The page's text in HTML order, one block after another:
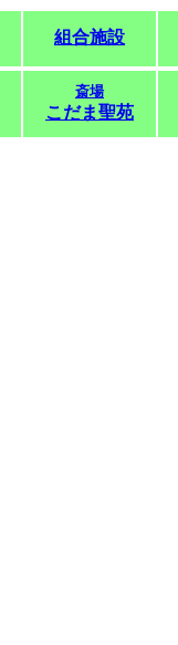
組合施設
斎場
こだま聖苑